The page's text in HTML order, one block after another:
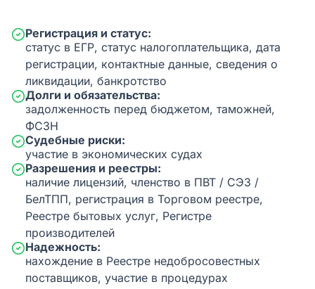
Регистрация и статус:
статус в ЕГР, статус налогоплательщика, дата
регистрации, контактные данные, сведения о
ликвидации, банкротство
Долги и обязательства:
задолженность перед бюджетом, таможней,
ФСЗН
Судебные риски:
участие в экономических судах
Разрешения и реестры:
наличие лицензий, членство в ПВТ / СЭЗ /
БелТПП, регистрация в Торговом реестре,
Реестре бытовых услуг, Регистре
производителей
Надежность:
нахождение в Реестре недобросовестных
поставщиков, участие в процедурах